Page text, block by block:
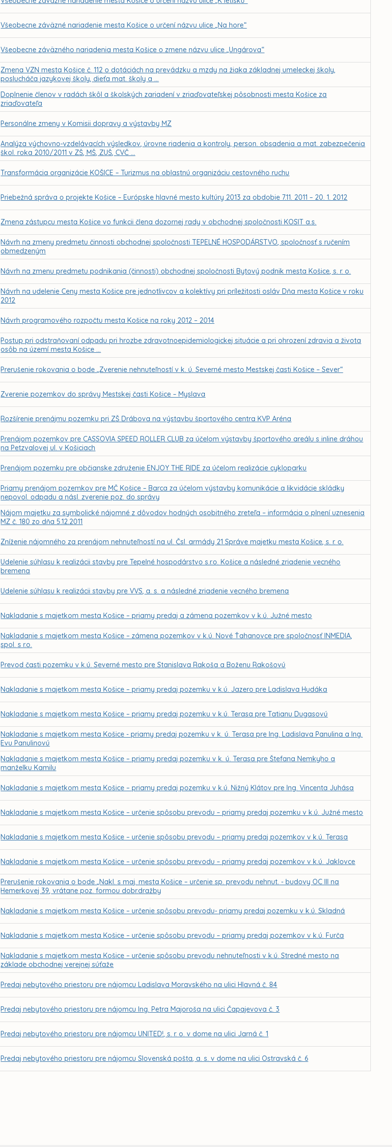
Všeobecne záväzné nariadenie mesta Košice o určení názvu ulice „Na hore“
Všeobecne záväzného nariadenia mesta Košice o zmene názvu ulice „Ungárova“
Zmena VZN mesta Košice č. 112 o dotáciách na prevádzku a mzdy na žiaka základnej umeleckej školy,
poslucháča jazykovej školy, dieťa mat. školy a ...
Doplnenie členov v radách škôl a školských zariadení v zriaďovateľskej pôsobnosti mesta Košice za
zriaďovateľa
Personálne zmeny v Komisii dopravy a výstavby MZ
Analýza výchovno-vzdelávacích výsledkov, úrovne riadenia a kontroly, person. obsadenia a mat. zabezpečenia
škol. roka 2010/2011 v ZŠ, MŠ, ZUŠ, CVČ ...
Transformácia organizácie KOŠICE – Turizmus na oblastnú organizáciu cestovného ruchu
Priebežná správa o projekte Košice – Európske hlavné mesto kultúry 2013 za obdobie 7.11. 2011 – 20. 1. 2012
Zmena zástupcu mesta Košice vo funkcii člena dozornej rady v obchodnej spoločnosti KOSIT a.s.
Návrh na zmeny predmetu činnosti obchodnej spoločnosti TEPELNÉ HOSPODÁRSTVO, spoločnosť s ručením
obmedzeným
Návrh na zmenu predmetu podnikania (činnosti) obchodnej spoločnosti Bytový podnik mesta Košice, s. r. o.
Návrh na udelenie Ceny mesta Košice pre jednotlivcov a kolektívy pri príležitosti osláv Dňa mesta Košice v roku
2012
Návrh programového rozpočtu mesta Košice na roky 2012 – 2014
Postup pri odstraňovaní odpadu pri hrozbe zdravotnoepidemiologickej situácie a pri ohrození zdravia a života
osôb na území mesta Košice ...
Prerušenie rokovania o bode „Zverenie nehnuteľností v k. ú. Severné mesto Mestskej časti Košice – Sever“
Zverenie pozemkov do správy Mestskej časti Košice – Myslava
Rozšírenie prenájmu pozemku pri ZŠ Drábova na výstavbu športového centra KVP Aréna
Prenájom pozemkov pre CASSOVIA SPEED ROLLER CLUB za účelom výstavby športového areálu s inline dráhou
na Petzvalovej ul. v Košiciach
Prenájom pozemku pre občianske združenie ENJOY THE RIDE za účelom realizácie cykloparku
Priamy prenájom pozemkov pre MČ Košice – Barca za účelom výstavby komunikácie a likvidácie skládky
nepovol. odpadu a násl. zverenie poz. do správy
Nájom majetku za symbolické nájomné z dôvodov hodných osobitného zreteľa – informácia o plnení uznesenia
MZ č. 180 zo dňa 5.12.2011
Zníženie nájomného za prenájom nehnuteľností na ul. Čsl. armády 21 Správe majetku mesta Košice, s. r. o.
Udelenie súhlasu k realizácii stavby pre Tepelné hospodárstvo s.r.o. Košice a následné zriadenie vecného
bremena
Udelenie súhlasu k realizácii stavby pre VVS, a. s. a následné zriadenie vecného bremena
Nakladanie s majetkom mesta Košice – priamy predaj a zámena pozemkov v k.ú. Južné mesto
Nakladanie s majetkom mesta Košice – zámena pozemkov v k.ú. Nové Ťahanovce pre spoločnosť INMEDIA,
spol. s r.o.
Prevod časti pozemku v k.ú. Severné mesto pre Stanislava Rakoša a Boženu Rakošovú
Nakladanie s majetkom mesta Košice – priamy predaj pozemku v k.ú. Jazero pre Ladislava Hudáka
Nakladanie s majetkom mesta Košice – priamy predaj pozemku v k.ú. Terasa pre Tatianu Dugasovú
Nakladanie s majetkom mesta Košice - priamy predaj pozemku v k. ú. Terasa pre Ing. Ladislava Panulina a Ing.
Evu Panulinovú
Nakladanie s majetkom mesta Košice – priamy predaj pozemku v k. ú. Terasa pre Štefana Nemkyho a
manželku Kamilu
Nakladanie s majetkom mesta Košice – priamy predaj pozemku v k.ú. Nižný Klátov pre Ing. Vincenta Juhása
Nakladanie s majetkom mesta Košice – určenie spôsobu prevodu – priamy predaj pozemku v k.ú. Južné mesto
Nakladanie s majetkom mesta Košice – určenie spôsobu prevodu – priamy predaj pozemkov v k.ú. Terasa
Nakladanie s majetkom mesta Košice – určenie spôsobu prevodu – priamy predaj pozemkov v k.ú. Jaklovce
Prerušenie rokovania o bode „Nakl. s maj. mesta Košice – určenie sp. prevodu nehnut. - budovy OC III na
Hemerkovej 39, vrátane poz. formou dobr.dražby
Nakladanie s majetkom mesta Košice – určenie spôsobu prevodu- priamy predaj pozemku v k.ú. Skladná
Nakladanie s majetkom mesta Košice – určenie spôsobu prevodu – priamy predaj pozemkov v k.ú. Furča
Nakladanie s majetkom mesta Košice – určenie spôsobu prevodu nehnuteľnosti v k.ú. Stredné mesto na
základe obchodnej verejnej súťaže
Predaj nebytového priestoru pre nájomcu Ladislava Moravského na ulici Hlavná č. 84
Predaj nebytového priestoru pre nájomcu Ing. Petra Majoroša na ulici Čapajevova č. 3
Predaj nebytového priestoru pre nájomcu UNITED!, s. r. o. v dome na ulici Jarná č. 1
Predaj nebytového priestoru pre nájomcu Slovenská pošta, a. s. v dome na ulici Ostravská č. 6